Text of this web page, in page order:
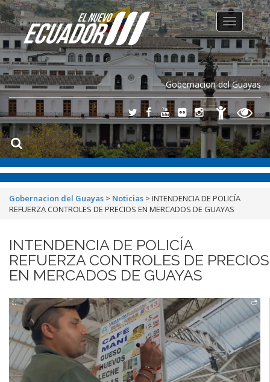
Gobernacion del Guayas
Toggle
navigation
Gobernacion del Guayas > Noticias > INTENDENCIA DE POLICÍA
REFUERZA CONTROLES DE PRECIOS EN MERCADOS DE GUAYAS
INTENDENCIA DE POLICÍA
REFUERZA CONTROLES DE PRECIOS
EN MERCADOS DE GUAYAS